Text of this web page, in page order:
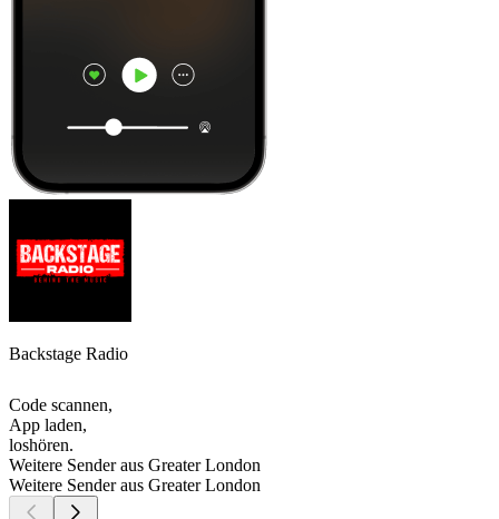
Backstage Radio
Code scannen,
App laden,
loshören.
Weitere Sender aus Greater London
Weitere Sender aus Greater London